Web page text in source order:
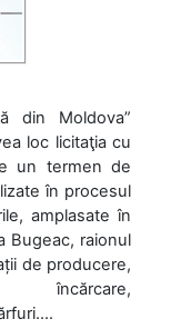
din Moldova”
loc licitaţia cu
un termen de
în procesul
amplasate în
Bugeac, raionul
de producere,